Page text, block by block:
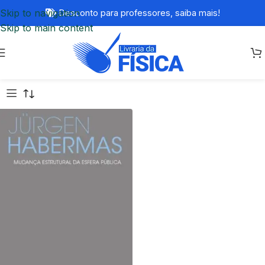
Skip to navigation
Skip to main content
Desconto para professores, saiba mais!